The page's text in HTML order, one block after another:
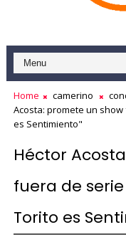
Home camerino
Acosta: promete un
es Sentimiento"
Héctor
fuera de
Torito es